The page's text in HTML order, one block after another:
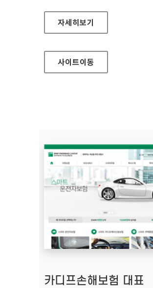
대구시설공단 이동지원센터
자세히보기
사이트이동
카디프손해보험 대표